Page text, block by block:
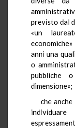
previsto dal
«un
anni una
o
pubbliche
dimensione»;
che